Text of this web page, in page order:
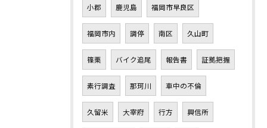
小郡 鹿児島 福岡市早良区
福岡市内 調停 南区 久山町
篠栗 バイク追尾 報告書 証拠把握
素行調査 那珂川 車中の不倫
久留米 大宰府 行方 興信所